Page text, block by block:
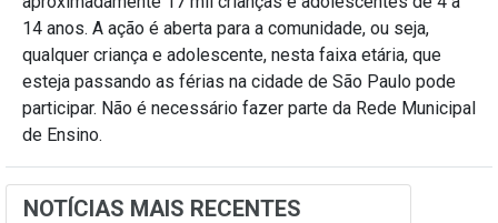
14 anos. A ação é aberta para a comunidade, ou seja,
qualquer criança e adolescente, nesta faixa etária, que
esteja passando as férias na cidade de São Paulo pode
participar. Não é necessário fazer parte da Rede Municipal
de Ensino.
NOTÍCIAS MAIS RECENTES